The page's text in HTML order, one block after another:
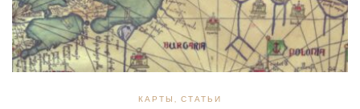
КАРТЫ СТАТЬИ